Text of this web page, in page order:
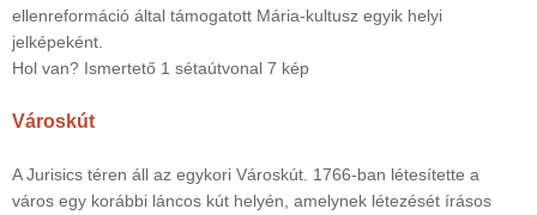
ellenreformáció által támogatott Mária-kultusz egyik helyi
jelképeként.
Hol van? Ismertető 1 sétaútvonal 7 kép
Városkút
A Jurisics téren áll az egykori Városkút. 1766-ban létesítette a
város egy korábbi láncos kút helyén, amelynek létezését írásos